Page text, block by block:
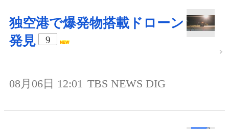
独空港で爆発物搭載ドローン
発見
9
08月06日 12:01 TBS NEWS DIG